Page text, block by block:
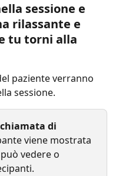
sessione e
rilassante e
tu torni alla
paziente verranno
sessione.
di
viene mostrata
vedere o